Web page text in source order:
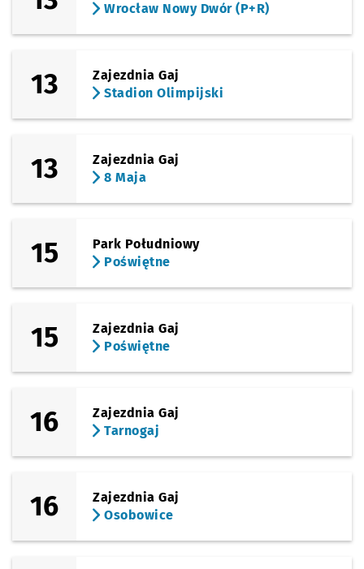
Wrocław Nowy Dwór (P+R)
13
Zajezdnia Gaj
Stadion Olimpijski
13
Zajezdnia Gaj
8 Maja
15
Park Południowy
Poświętne
15
Zajezdnia Gaj
Poświętne
16
Zajezdnia Gaj
Tarnogaj
16
Zajezdnia Gaj
Osobowice